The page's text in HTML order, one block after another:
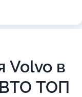
Volvo в
ТОП